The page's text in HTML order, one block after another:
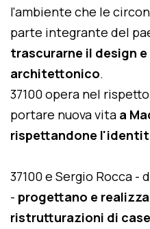
l'ambiente che le
parte integrante del
trascurarne il design
architettonico.
37100 opera nel
portare nuova vita a
rispettandone
37100 e Sergio Rocca -
- progettano e
ristrutturazioni di